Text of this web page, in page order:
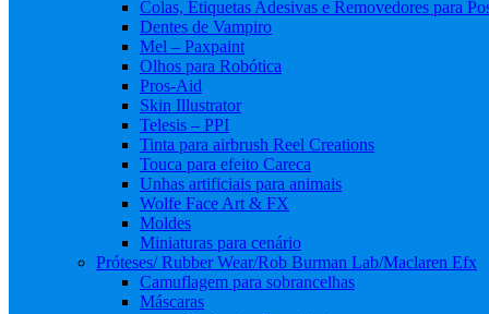
Colas, Etiquetas Adesivas e Removedores para
Dentes de Vampiro
Mel – Paxpaint
Olhos para Robótica
Pros-Aid
Skin Illustrator
Telesis – PPI
Tinta para airbrush Reel Creations
Touca para efeito Careca
Unhas artificiais para animais
Wolfe Face Art & FX
Moldes
Miniaturas para cenário
Próteses/ Rubber Wear/Rob Burman Lab/Maclaren Efx
Camuflagem para sobrancelhas
Máscaras